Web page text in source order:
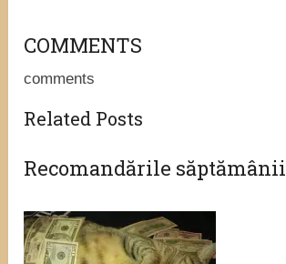
COMMENTS
comments
Related Posts
Recomandările săptămânii